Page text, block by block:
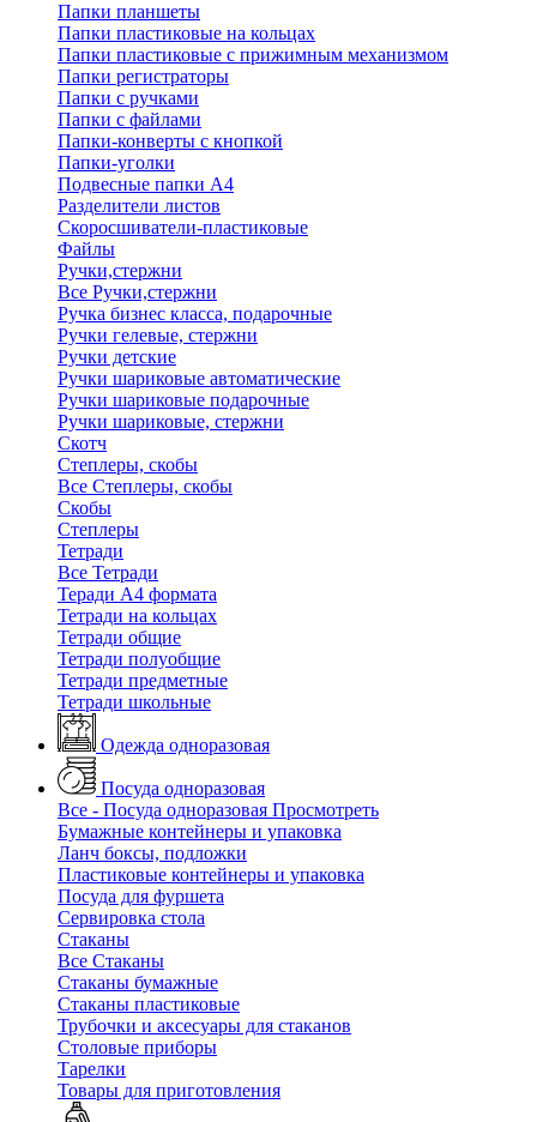
Папки планшеты
Папки пластиковые на кольцах
Папки пластиковые с прижимным механизмом
Папки регистраторы
Папки с ручками
Папки с файлами
Папки-конверты с кнопкой
Папки-уголки
Подвесные папки А4
Разделители листов
Скоросшиватели-пластиковые
Файлы
Ручки,стержни
Все Ручки,стержни
Ручка бизнес класса, подарочные
Ручки гелевые, стержни
Ручки детские
Ручки шариковые автоматические
Ручки шариковые подарочные
Ручки шариковые, стержни
Скотч
Степлеры, скобы
Все Степлеры, скобы
Скобы
Степлеры
Тетради
Все Тетради
Теради А4 формата
Тетради на кольцах
Тетради общие
Тетради полуобщие
Тетради предметные
Тетради школьные
Одежда одноразовая
Посуда одноразовая
Все - Посуда одноразовая Просмотреть
Бумажные контейнеры и упаковка
Ланч боксы, подложки
Пластиковые контейнеры и упаковка
Посуда для фуршета
Сервировка стола
Стаканы
Все Стаканы
Стаканы бумажные
Стаканы пластиковые
Трубочки и аксесуары для стаканов
Столовые приборы
Тарелки
Товары для приготовления